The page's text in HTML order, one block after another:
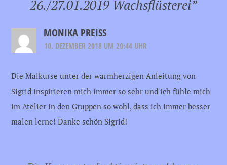
26./27.01.2019 Wachsflüsterei”
MONIKA PREISS
10. DEZEMBER 2018 UM 20:44 UHR
Die Malkurse unter der warmherzigen Anleitung von
Sigrid inspirieren mich immer so sehr und ich fühle mich
im Atelier in den Gruppen so wohl, dass ich immer besser
malen lerne! Danke schön Sigrid!